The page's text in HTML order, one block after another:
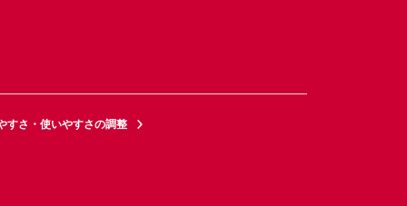
すさ・使いやすさの調整